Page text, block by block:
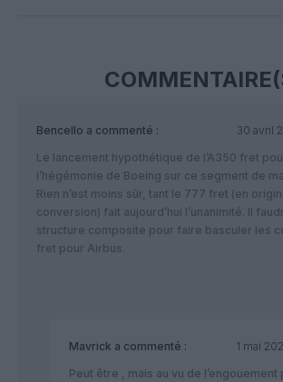
Bencello a commenté :
30 avril
Le lancement hypothétique de l’A350 fret
l’hégémonie de Boeing sur ce segment de
Rien n’est moins sûr, tant le 777 fret (en
conversion) fait aujourd’hui l’unanimité. Il
structure composite pour faire basculer les
fret pour Airbus.
Mavrick a commenté :
1 mai
Peut être , mais au vu de l’engouement